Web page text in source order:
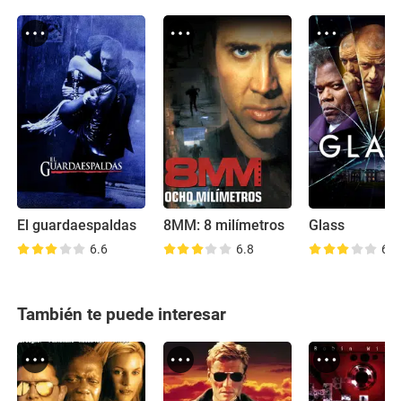
El guardaespaldas
6.6
8MM: 8 milímetros
6.8
Glass
6.6
También te puede interesar